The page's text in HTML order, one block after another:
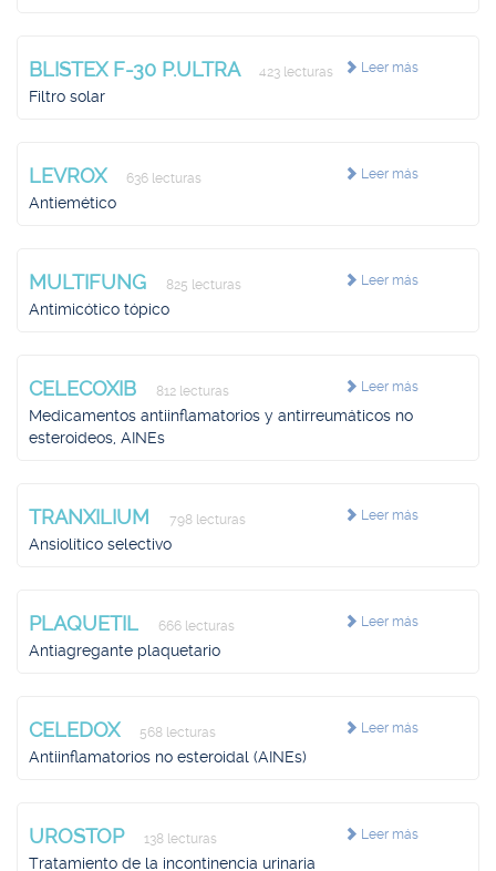
Leer más
BLISTEX F-30 P.ULTRA 423 lecturas
Filtro solar
Leer más
LEVROX 636 lecturas
Antiemético
Leer más
MULTIFUNG 825 lecturas
Antimicótico tópico
Leer más
CELECOXIB 812 lecturas
Medicamentos antiinflamatorios y antirreumáticos no
esteroideos, AINEs
Leer más
TRANXILIUM 798 lecturas
Ansiolítico selectivo
Leer más
PLAQUETIL 666 lecturas
Antiagregante plaquetario
Leer más
CELEDOX 568 lecturas
Antiinflamatorios no esteroidal (AINEs)
Leer más
UROSTOP 138 lecturas
Tratamiento de la incontinencia urinaria